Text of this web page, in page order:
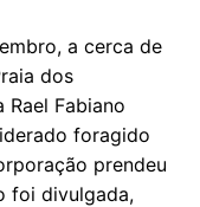
a cerca de
dos
Fabiano
foragido
prendeu
foi divulgada,